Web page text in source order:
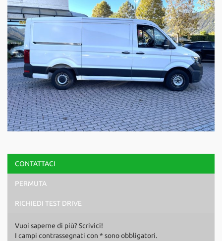
CONTATTACI
PERMUTA
RICHIEDI TEST DRIVE
Vuoi saperne di più? Scrivici!
I campi contrassegnati con * sono obbligatori.